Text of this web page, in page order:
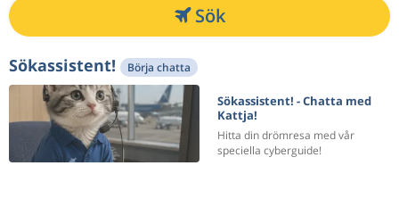
Sök
Sökassistent! Börja chatta
Sökassistent! - Chatta med
Kattja!
Hitta din drömresa med vår
speciella cyberguide!